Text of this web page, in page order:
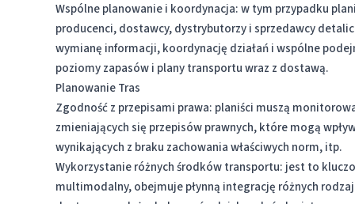
Wspólne planowanie i koordynacja: w tym przypadku
producenci, dostawcy, dystrybutorzy i sprzedawcy
wymianę informacji, koordynację działań i wspólne
poziomy zapasów i plany transportu wraz z dostawą.
Planowanie Tras
Zgodność z przepisami prawa: planiści muszą
zmieniających się przepisów prawnych, które mogą
wynikających z braku zachowania właściwych norm, itp.
Wykorzystanie różnych środków transportu: jest to
multimodalny, obejmuje płynną integrację różnych